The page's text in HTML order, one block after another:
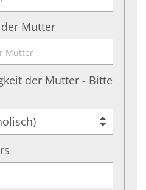
Mutter
der Mutter - Bitte